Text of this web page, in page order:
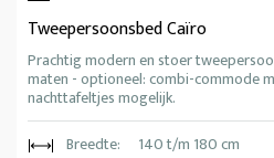
Tweepersoonsbed Caïro
Prachtig modern en stoer
maten - optioneel: combi-commode
nachttafeltjes mogelijk.
Breedte:
140 t/m 180 cm